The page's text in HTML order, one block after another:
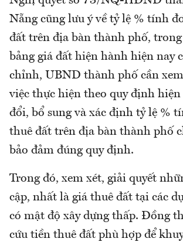
Nẵng cũng lưu ý về tỷ lệ % tính
đất trên địa bàn thành phố,
bảng giá đất hiện hành hiện nay
chỉnh, UBND thành phố cần
việc thực hiện theo quy định hiện
đổi, bổ sung và xác định tỷ lệ %
thuê đất trên địa bàn thành phố
bảo đảm đúng quy định.
Trong đó, xem xét, giải quyết
cập, nhất là giá thuê đất tại các
có mật độ xây dựng thấp. Đồng
cứu tiền thuê đất phù hợp để